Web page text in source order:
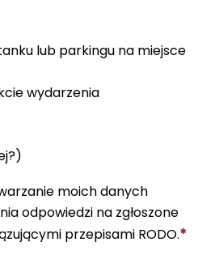
lub parkingu na miejsce
wydarzenia
moich danych
odpowiedzi na zgłoszone
przepisami RODO.*